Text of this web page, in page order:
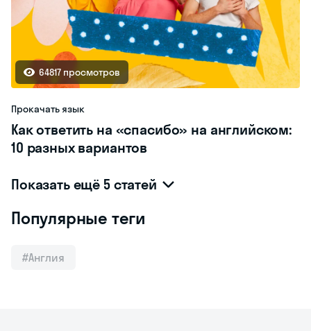
64817 просмотров
Прокачать язык
Как ответить на «спасибо» на английском:
10 разных вариантов
Показать ещё 5 статей
Популярные теги
#Англия